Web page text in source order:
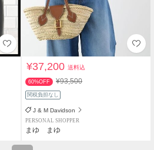
¥37,200送料込
60%OFF ¥93,500
関税負担なし
J & M Davidson
PERSONAL SHOPPER
まゆ まゆ